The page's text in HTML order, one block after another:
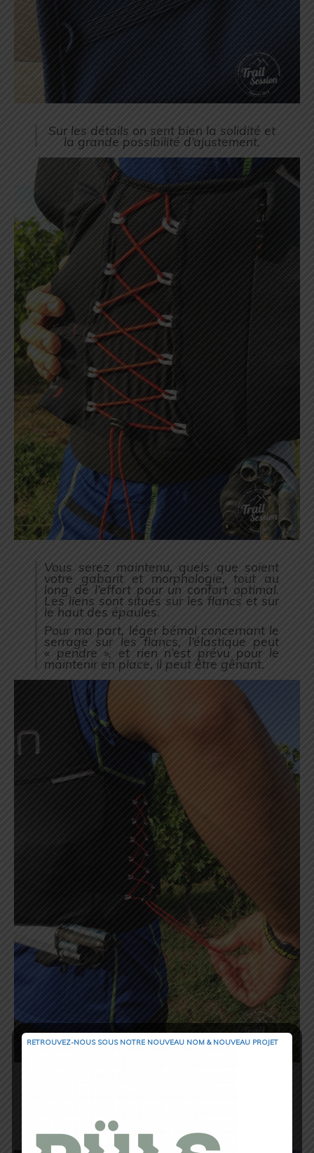
Sur les détails on sent bien la solidité et
la grande possibilité d’ajustement.
Vous serez maintenu, quels que soient
votre gabarit et morphologie, tout au
long de l’effort pour un confort optimal.
Les liens sont situés sur les flancs et sur
le haut des épaules.
Pour ma part, léger bémol concernant le
serrage sur les flancs, l’élastique peut
« pendre », et rien n’est prévu pour le
maintenir en place, il peut être gênant.
objet, telles des clés ou piles de
rechange pour la frontale, sifflet.
RETROUVEZ-NOUS SOUS NOTRE NOUVEAU NOM & NOUVEAU PROJET